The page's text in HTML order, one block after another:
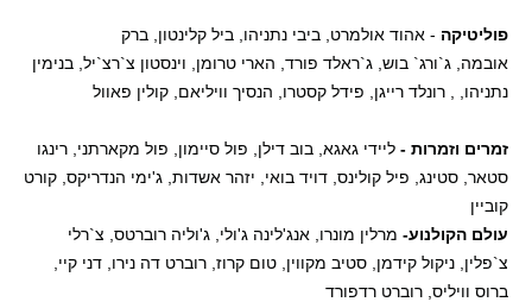
פוליטיקה - אהוד אולמרט, ביבי נתניהו, ביל קלינטון, ברק
אובמה, ג`ורג` בוש, ג`ראלד פורד, הארי טרומן, וינסטון צ`רצ`יל, בנימין
נתניהו, , רונלד רייגן, פידל קסטרו, הנסיך וויליאם, קולין פאוול
זמרים וזמרות - ליידי גאגא, בוב דילן, פול סיימון, פול מקארתני, רינגו
סטאר, סטינג, פיל קולינס, דויד בואי, יזהר אשדות, ג'ימי הנדריקס, קורט
קוביין
עולם הקולנוע- מרלין מונרו, אנג'לינה ג'ולי, ג'וליה רוברטס, צ`רלי
צ`פלין, ניקול קידמן, סטיב מקווין, טום קרוז, רוברט דה נירו, דני קיי,
ברוס וויליס, רוברט רדפורד